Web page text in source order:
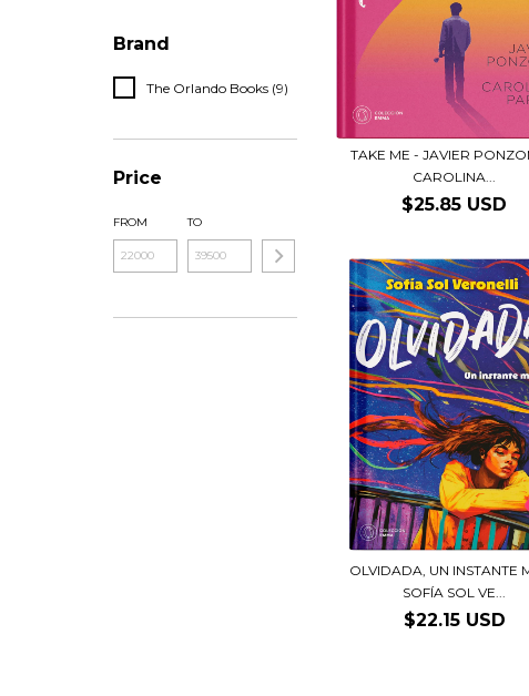
Brand
The Orlando Books (9)
Price
FROM TO
TAKE ME - JAVIER
CAROLINA...
$25.85 USD
OLVIDADA, UN INSTANTE
SOFÍA SOL VE...
$22.15 USD